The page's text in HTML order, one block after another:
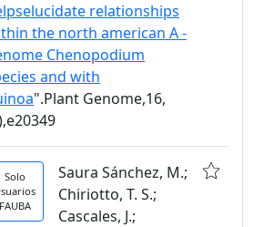
relationships
the north american A -
Chenopodium
and with
".Plant Genome,16,
Solo
FAUBA
Saura Sánchez, M.;
Chiriotto, T. S.;
Cascales, J.;